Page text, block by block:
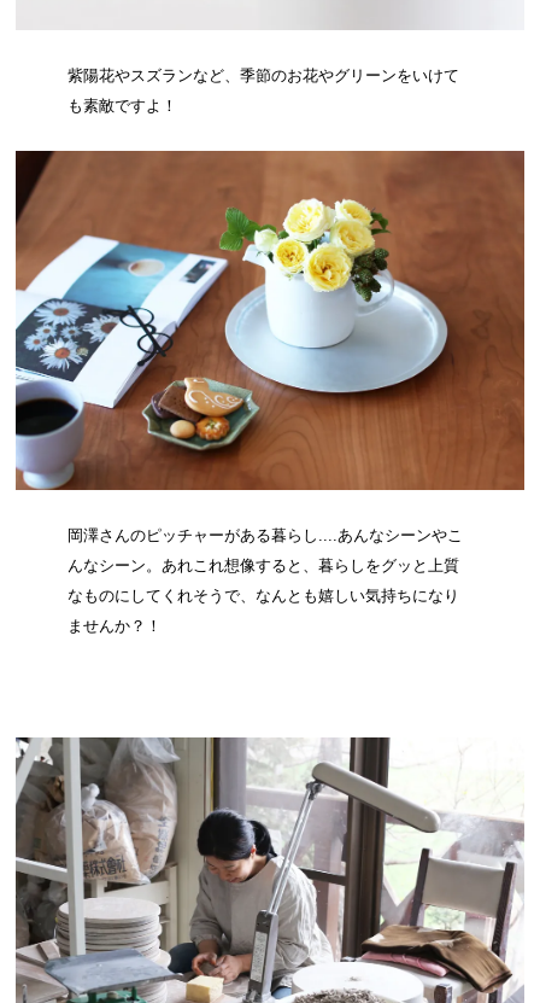
紫陽花やスズランなど、季節のお花やグリーンをいけて
も素敵ですよ！
岡澤さんのピッチャーがある暮らし....あんなシーンやこ
んなシーン。あれこれ想像すると、暮らしをグッと上質
なものにしてくれそうで、なんとも嬉しい気持ちになり
ませんか？！